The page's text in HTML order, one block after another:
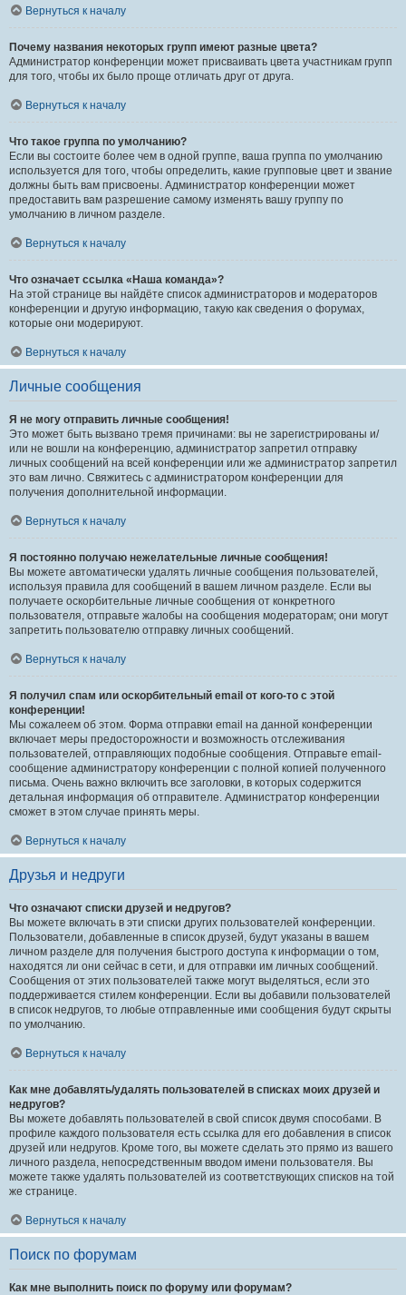
Вернуться к началу
Почему названия некоторых групп имеют разные цвета?
Администратор конференции может присваивать цвета участникам групп
для того, чтобы их было проще отличать друг от друга.
Вернуться к началу
Что такое группа по умолчанию?
Если вы состоите более чем в одной группе, ваша группа по умолчанию
используется для того, чтобы определить, какие групповые цвет и звание
должны быть вам присвоены. Администратор конференции может
предоставить вам разрешение самому изменять вашу группу по
умолчанию в личном разделе.
Вернуться к началу
Что означает ссылка «Наша команда»?
На этой странице вы найдёте список администраторов и модераторов
конференции и другую информацию, такую как сведения о форумах,
которые они модерируют.
Вернуться к началу
Личные сообщения
Я не могу отправить личные сообщения!
Это может быть вызвано тремя причинами: вы не зарегистрированы и/
или не вошли на конференцию, администратор запретил отправку
личных сообщений на всей конференции или же администратор запретил
это вам лично. Свяжитесь с администратором конференции для
получения дополнительной информации.
Вернуться к началу
Я постоянно получаю нежелательные личные сообщения!
Вы можете автоматически удалять личные сообщения пользователей,
используя правила для сообщений в вашем личном разделе. Если вы
получаете оскорбительные личные сообщения от конкретного
пользователя, отправьте жалобы на сообщения модераторам; они могут
запретить пользователю отправку личных сообщений.
Вернуться к началу
Я получил спам или оскорбительный email от кого-то с этой
конференции!
Мы сожалеем об этом. Форма отправки email на данной конференции
включает меры предосторожности и возможность отслеживания
пользователей, отправляющих подобные сообщения. Отправьте email-
сообщение администратору конференции с полной копией полученного
письма. Очень важно включить все заголовки, в которых содержится
детальная информация об отправителе. Администратор конференции
сможет в этом случае принять меры.
Вернуться к началу
Друзья и недруги
Что означают списки друзей и недругов?
Вы можете включать в эти списки других пользователей конференции.
Пользователи, добавленные в список друзей, будут указаны в вашем
личном разделе для получения быстрого доступа к информации о том,
находятся ли они сейчас в сети, и для отправки им личных сообщений.
Сообщения от этих пользователей также могут выделяться, если это
поддерживается стилем конференции. Если вы добавили пользователей
в список недругов, то любые отправленные ими сообщения будут скрыты
по умолчанию.
Вернуться к началу
Как мне добавлять/удалять пользователей в списках моих друзей и
недругов?
Вы можете добавлять пользователей в свой список двумя способами. В
профиле каждого пользователя есть ссылка для его добавления в список
друзей или недругов. Кроме того, вы можете сделать это прямо из вашего
личного раздела, непосредственным вводом имени пользователя. Вы
можете также удалять пользователей из соответствующих списков на той
же странице.
Вернуться к началу
Поиск по форумам
Как мне выполнить поиск по форуму или форумам?